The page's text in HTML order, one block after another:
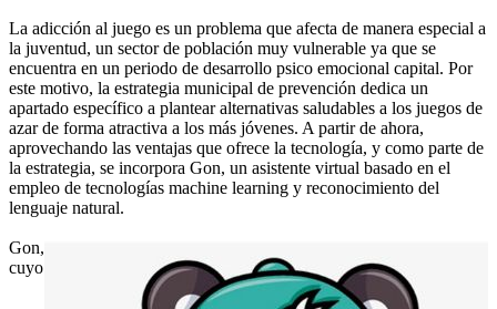
La adicción al juego es un problema que afecta de manera especial a
la juventud, un sector de población muy vulnerable ya que se
encuentra en un periodo de desarrollo psico emocional capital. Por
este motivo, la estrategia municipal de prevención dedica un
apartado específico a plantear alternativas saludables a los juegos de
azar de forma atractiva a los más jóvenes. A partir de ahora,
aprovechando las ventajas que ofrece la tecnología, y como parte de
la estrategia, se incorpora Gon, un asistente virtual basado en el
empleo de tecnologías machine learning y reconocimiento del
lenguaje natural.
Gon,
cuyo